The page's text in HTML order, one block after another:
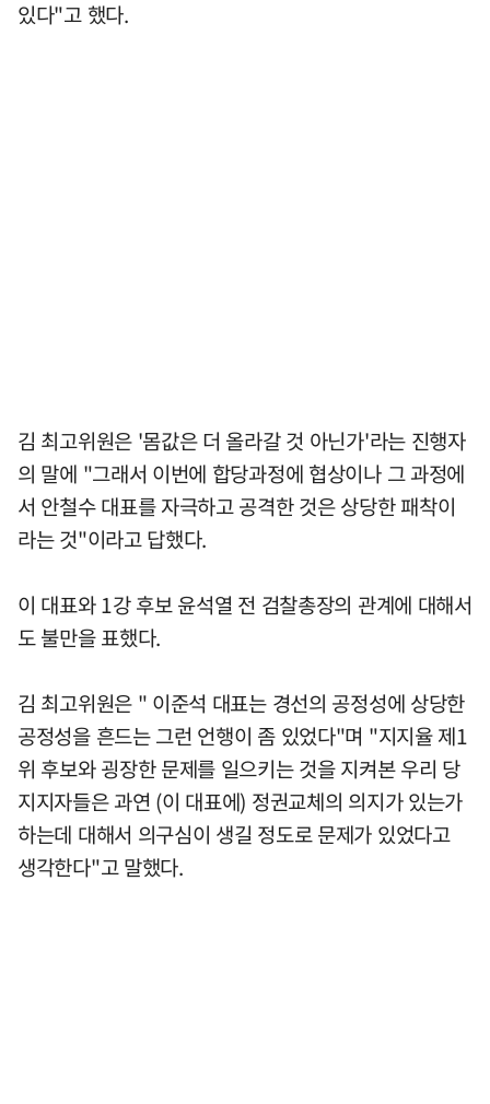
있다"고 했다.
김 최고위원은 '몸값은 더 올라갈 것 아닌가'라는 진행자
의 말에 "그래서 이번에 합당과정에 협상이나 그 과정에
서 안철수 대표를 자극하고 공격한 것은 상당한 패착이
라는 것"이라고 답했다.
이 대표와 1강 후보 윤석열 전 검찰총장의 관계에 대해서
도 불만을 표했다.
김 최고위원은 " 이준석 대표는 경선의 공정성에 상당한
공정성을 흔드는 그런 언행이 좀 있었다"며 "지지율 제1
위 후보와 굉장한 문제를 일으키는 것을 지켜본 우리 당
지지자들은 과연 (이 대표에) 정권교체의 의지가 있는가
하는데 대해서 의구심이 생길 정도로 문제가 있었다고
생각한다"고 말했다.